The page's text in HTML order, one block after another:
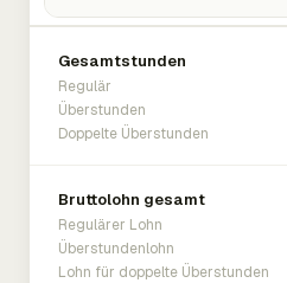
Gesamtstunden
Regulär
Überstunden
Doppelte Überstunden
Bruttolohn gesamt
Regulärer Lohn
Überstundenlohn
Lohn für doppelte Überstunden